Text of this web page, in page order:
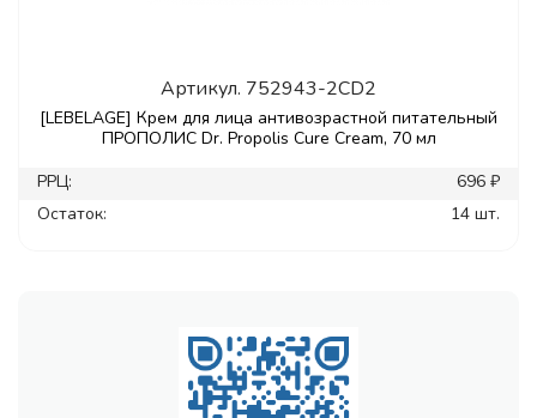
Артикул. 752943-2CD2
[LEBELAGE] Крем для лица антивозрастной питательный
ПРОПОЛИС Dr. Propolis Cure Cream, 70 мл
РРЦ:
696 ₽
Остаток:
14 шт.